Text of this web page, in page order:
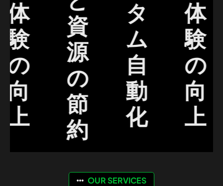
資
源
の
節
約
タ
ム
自
動
化
体
験
の
向
上
OUR SERVICES